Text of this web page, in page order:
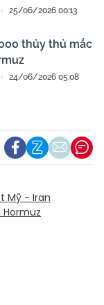
25/06/2026 00:13
thủy thủ mắc
24/06/2026 05:08
Mỹ - Iran